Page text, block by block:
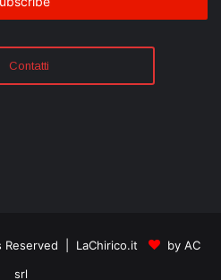
Contatti
Reserved | LaChirico.it
by AC
srl